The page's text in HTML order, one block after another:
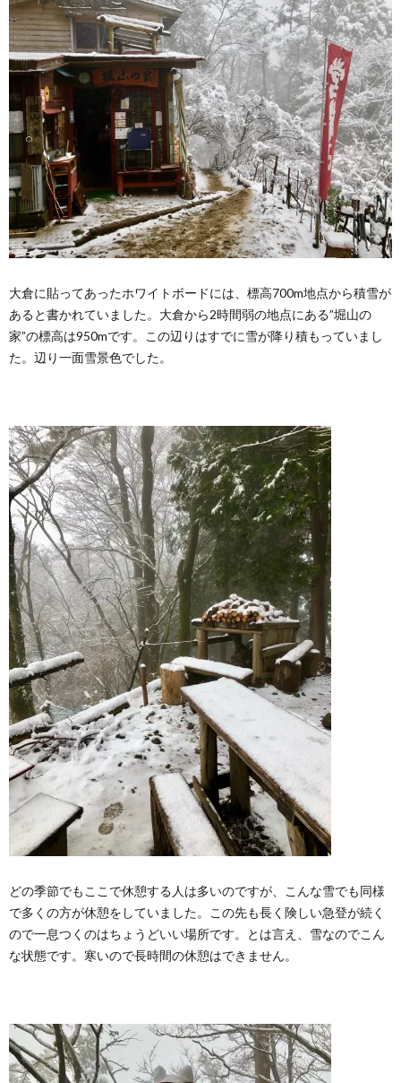
大倉に貼ってあったホワイトボードには、標高700m地点から積雪が
あると書かれていました。大倉から2時間弱の地点にある”堀山の
家”の標高は950mです。この辺りはすでに雪が降り積もっていまし
た。辺り一面雪景色でした。
どの季節でもここで休憩する人は多いのですが、こんな雪でも同様
で多くの方が休憩をしていました。この先も長く険しい急登が続く
ので一息つくのはちょうどいい場所です。とは言え、雪なのでこん
な状態です。寒いので長時間の休憩はできません。